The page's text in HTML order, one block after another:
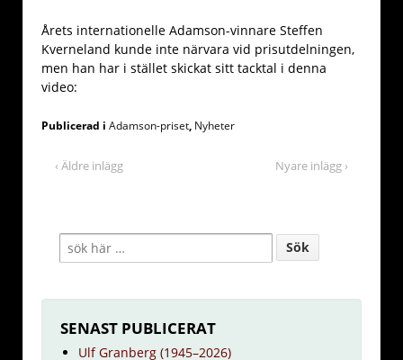
Årets internationelle Adamson-vinnare Steffen
Kverneland kunde inte närvara vid prisutdelningen,
men han har i stället skickat sitt tacktal i denna
video:
Publicerad i Adamson-priset, Nyheter
‹ Äldre inlägg Nyare inlägg ›
SENAST PUBLICERAT
Ulf Granberg (1945–2026)